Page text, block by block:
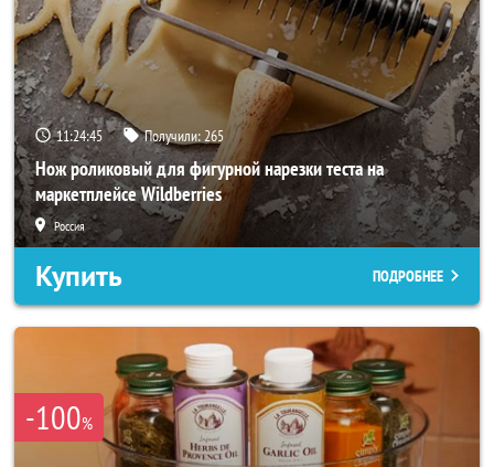
11:24:44 Получили:265
Нож роликовый для фигурной нарезки теста на
маркетплейсе Wildberries
Россия
Купить ПОДРОБНЕЕ
-100%